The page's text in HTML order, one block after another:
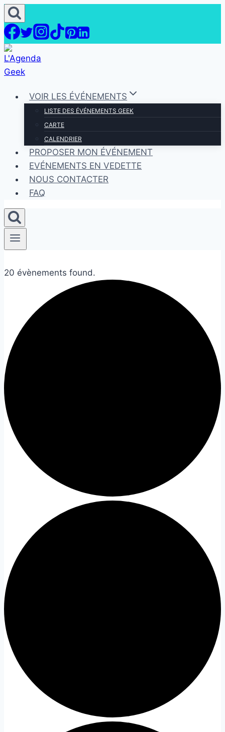
Aller
au
contenu
VOIR LES ÉVÉNEMENTS
LISTE DES ÉVÉNEMENTS GEEK
CARTE
CALENDRIER
PROPOSER MON ÉVÉNEMENT
EVÉNEMENTS EN VEDETTE
NOUS CONTACTER
FAQ
20 évènements found.